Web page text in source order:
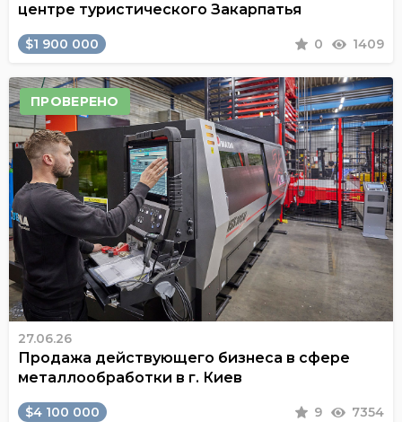
центре туристического Закарпатья
$1 900 000 0 1409
ПРОВЕРЕНО
27.06.26
Продажа действующего бизнеса в сфере
металлообработки в г. Киев
$4 100 000 9 7354